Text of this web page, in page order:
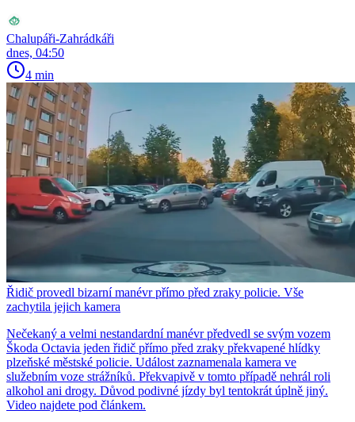
Chalupáři-Zahrádkáři
dnes, 04:50
4 min
Řidič provedl bizarní manévr přímo před zraky policie. Vše
zachytila jejich kamera
Nečekaný a velmi nestandardní manévr předvedl se svým vozem
Škoda Octavia jeden řidič přímo před zraky překvapené hlídky
plzeňské městské policie. Událost zaznamenala kamera ve
služebním voze strážníků. Překvapivě v tomto případě nehrál roli
alkohol ani drogy. Důvod podivné jízdy byl tentokrát úplně jiný.
Video najdete pod článkem.